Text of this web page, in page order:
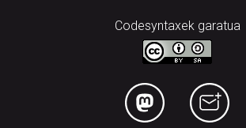
LEGE OHARRA